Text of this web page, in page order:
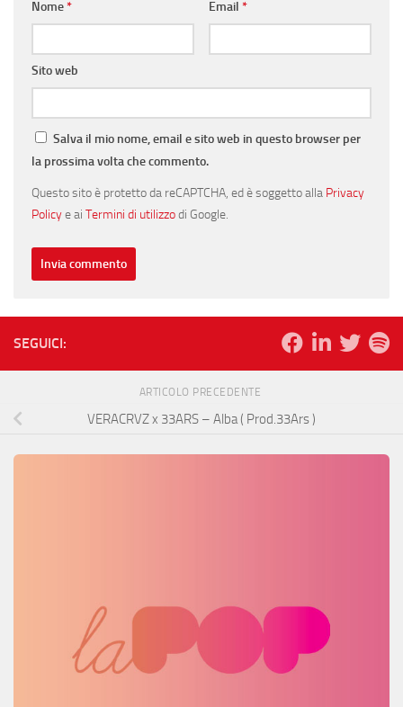
Nome* Email *
Sito web
Salva il mio nome, email e sito web in questo browser per
la prossima volta che commento.
Questo sito è protetto da reCAPTCHA, ed è soggetto alla Privacy
Policye ai Termini di utilizzodi Google.
SEGUICI:
ARTICOLO PRECEDENTE
VERACRVZ x 33ARS – Alba ( Prod.33Ars )